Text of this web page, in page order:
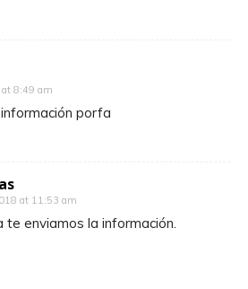
8:49 am
porfa
at 11:53 am
te enviamos la información.